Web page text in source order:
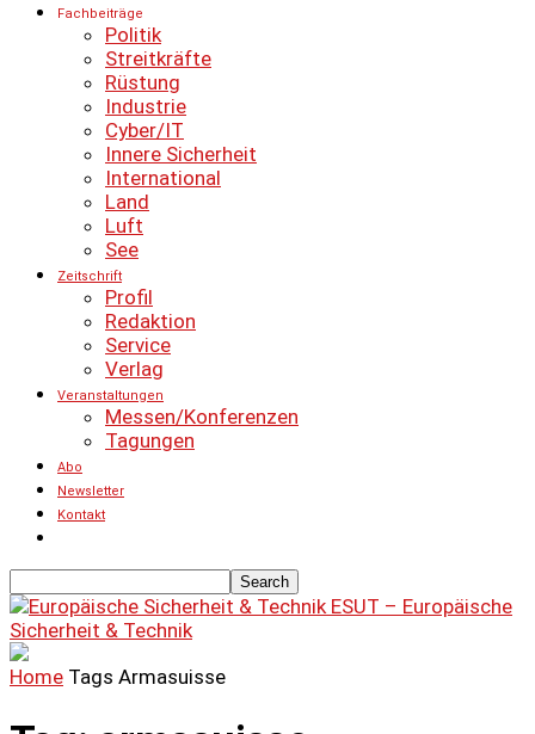
Fachbeiträge
Politik
Streitkräfte
Rüstung
Industrie
Cyber/IT
Innere Sicherheit
International
Land
Luft
See
Zeitschrift
Profil
Redaktion
Service
Verlag
Veranstaltungen
Messen/Konferenzen
Tagungen
Abo
Newsletter
Kontakt
ESUT – Europäische
Sicherheit & Technik
Home Tags Armasuisse